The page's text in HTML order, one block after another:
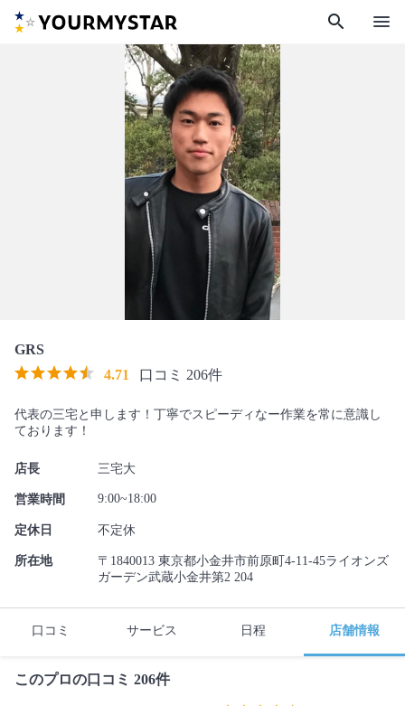
search menu
GRS
4.71
口コミ 206件
代表の三宅と申します！丁寧でスピーディなー作業を常に意識し
ております！
店長 三宅大
営業時間 9:00~18:00
定休日 不定休
所在地
〒1840013 東京都小金井市前原町4-11-45ライオンズ
ガーデン武蔵小金井第2 204
口コミ サービス 日程 店舗情報
このプロの口コミ 206件